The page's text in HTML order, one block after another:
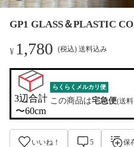
GP1 GLASS＆PLASTIC
¥ 1,780 (税込) 送料込み
3辺合計
〜60cm
らくらくメルカリ便
この商品は宅急便(送
いいね！ 5 保